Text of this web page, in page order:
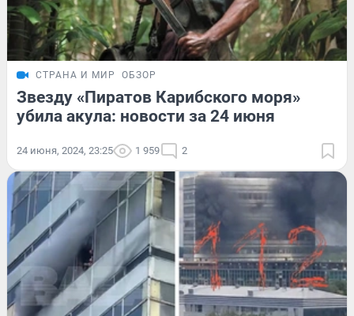
СТРАНА И МИР ОБЗОР
Звезду «Пиратов Карибского моря»
убила акула: новости за 24 июня
24 июня, 2024, 23:25 1 959 2